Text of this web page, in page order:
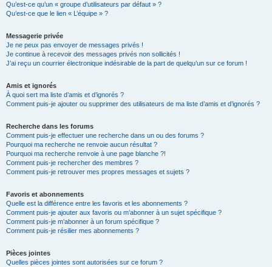
Qu’est-ce qu’un « groupe d’utilisateurs par défaut » ?
Qu’est-ce que le lien « L’équipe » ?
Messagerie privée
Je ne peux pas envoyer de messages privés !
Je continue à recevoir des messages privés non sollicités !
J’ai reçu un courrier électronique indésirable de la part de quelqu’un sur ce forum !
Amis et ignorés
À quoi sert ma liste d’amis et d’ignorés ?
Comment puis-je ajouter ou supprimer des utilisateurs de ma liste d’amis et d’ignorés ?
Recherche dans les forums
Comment puis-je effectuer une recherche dans un ou des forums ?
Pourquoi ma recherche ne renvoie aucun résultat ?
Pourquoi ma recherche renvoie à une page blanche ?!
Comment puis-je rechercher des membres ?
Comment puis-je retrouver mes propres messages et sujets ?
Favoris et abonnements
Quelle est la différence entre les favoris et les abonnements ?
Comment puis-je ajouter aux favoris ou m’abonner à un sujet spécifique ?
Comment puis-je m’abonner à un forum spécifique ?
Comment puis-je résilier mes abonnements ?
Pièces jointes
Quelles pièces jointes sont autorisées sur ce forum ?